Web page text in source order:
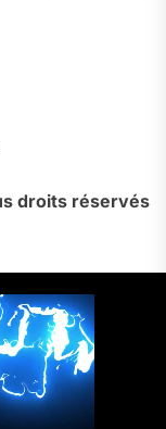
droits réservés